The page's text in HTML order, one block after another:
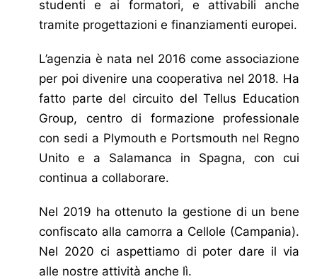
studenti e ai formatori, e attivabili anche
tramite progettazioni e finanziamenti europei.
L’agenzia è nata nel 2016 come associazione
per poi divenire una cooperativa nel 2018. Ha
fatto parte del circuito del Tellus Education
Group, centro di formazione professionale
con sedi a Plymouth e Portsmouth nel Regno
Unito e a Salamanca in Spagna, con cui
continua a collaborare.
Nel 2019 ha ottenuto la gestione di un bene
confiscato alla camorra a Cellole (Campania).
Nel 2020 ci aspettiamo di poter dare il via
alle nostre attività anche lì.